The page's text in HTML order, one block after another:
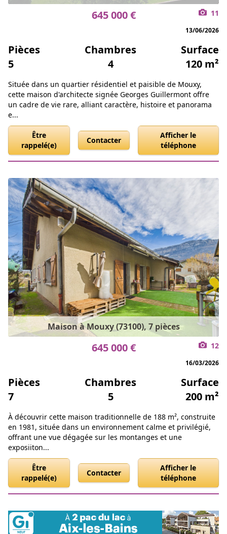
645 000 € 11
13/06/2026
Pièces
5
Chambres
4
Surface
120 m²
Située dans un quartier résidentiel et paisible de Mouxy,
cette maison d'architecte signée Georges Guillermont offre
un cadre de vie rare, alliant caractère, histoire et panorama
e...
Être
rappelé(e)
Contacter
Afficher le
téléphone
Maison à Mouxy (73100), 7 pièces
645 000 € 12
16/03/2026
Pièces
7
Chambres
5
Surface
200 m²
À découvrir cette maison traditionnelle de 188 m², construite
en 1981, située dans un environnement calme et privilégié,
offrant une vue dégagée sur les montanges et une
exposiiton...
Être
rappelé(e)
Contacter
Afficher le
téléphone